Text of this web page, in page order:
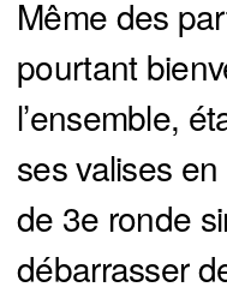
Même des
pourtant
l’ensemble,
ses valises
de 3e ronde
débarrasser